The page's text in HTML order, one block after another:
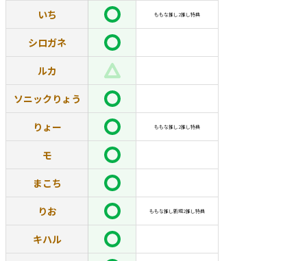
いち ももな推し2推し特典
シロガネ
ルカ
ソニックりょう
りょー ももな推し2推し特典
モ
まこち
りお ももな推し新規2推し特典
キハル